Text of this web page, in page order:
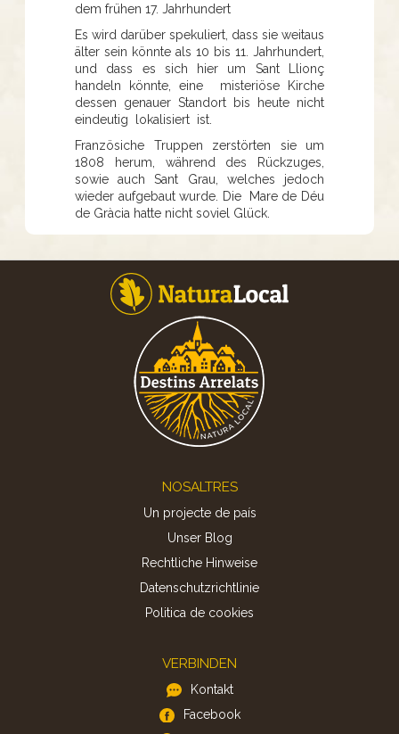
dem frühen 17. Jahrhundert
Es wird darüber spekuliert, dass sie weitaus
älter sein könnte als 10 bis 11. Jahrhundert,
und dass es sich hier um Sant Llionç
handeln könnte, eine misteriöse Kirche
dessen genauer Standort bis heute nicht
eindeutig lokalisiert ist.
Französiche Truppen zerstörten sie um
1808 herum, während des Rückzuges,
sowie auch Sant Grau, welches jedoch
wieder aufgebaut wurde. Die Mare de Déu
de Gràcia hatte nicht soviel Glück.
NOSALTRES
Un projecte de país
Unser Blog
Rechtliche Hinweise
Datenschutzrichtlinie
Politica de cookies
VERBINDEN
Kontakt
Facebook